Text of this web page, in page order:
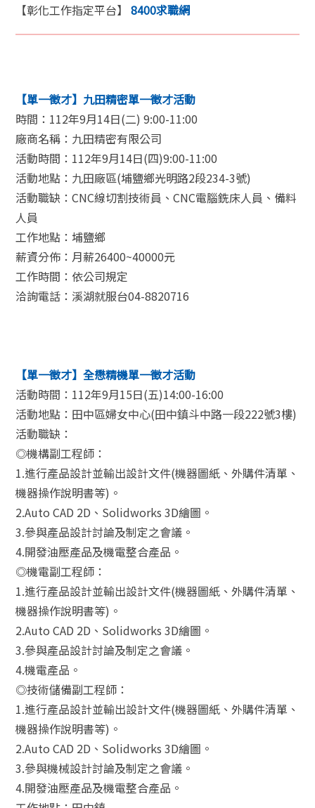
【彰化工作指定平台】8400求職網
【單一徵才】九田精密單一徵才活動
時間：112年9月14日(二) 9:00-11:00
廠商名稱：九田精密有限公司
活動時間：112年9月14日(四)9:00-11:00
活動地點：九田廠區(埔鹽鄉光明路2段234-3號)
活動職缺：CNC線切割技術員、CNC電腦銑床人員、備料
人員
工作地點：埔鹽鄉
薪資分佈：月薪26400~40000元
工作時間：依公司規定
洽詢電話：溪湖就服台04-8820716
【單一徵才】全懋精機單一徵才活動
活動時間：112年9月15日(五)14:00-16:00
活動地點：田中區婦女中心(田中鎮斗中路一段222號3樓)
活動職缺：
◎機構副工程師：
1.進行產品設計並輸出設計文件(機器圖紙、外購件清單、
機器操作說明書等)。
2.Auto CAD 2D、Solidworks 3D繪圖。
3.參與產品設計討論及制定之會議。
4.開發油壓產品及機電整合產品。
◎機電副工程師：
1.進行產品設計並輸出設計文件(機器圖紙、外購件清單、
機器操作說明書等)。
2.Auto CAD 2D、Solidworks 3D繪圖。
3.參與產品設計討論及制定之會議。
4.機電產品。
◎技術儲備副工程師：
1.進行產品設計並輸出設計文件(機器圖紙、外購件清單、
機器操作說明書等)。
2.Auto CAD 2D、Solidworks 3D繪圖。
3.參與機械設計討論及制定之會議。
4.開發油壓產品及機電整合產品。